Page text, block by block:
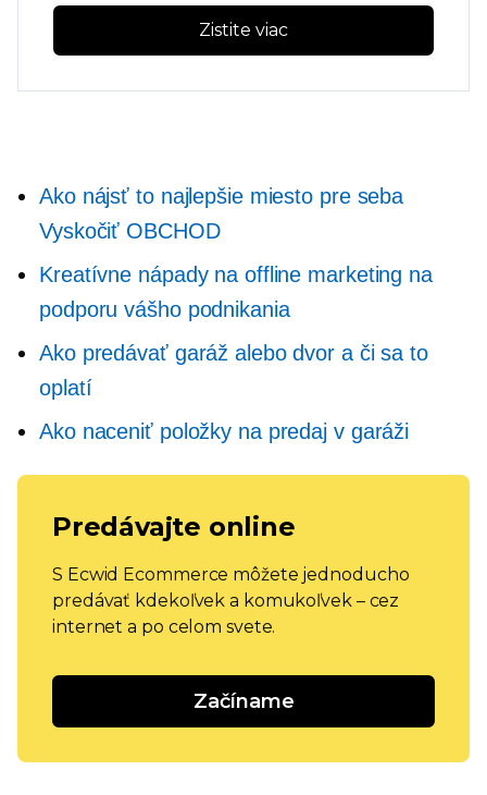
Zistite viac
Ako nájsť to najlepšie miesto pre seba
Vyskočiť OBCHOD
Kreatívne nápady na offline marketing na
podporu vášho podnikania
Ako predávať garáž alebo dvor a či sa to
oplatí
Ako naceniť položky na predaj v garáži
Predávajte online
S Ecwid Ecommerce môžete jednoducho
predávať kdekoľvek a komukoľvek – cez
internet a po celom svete.
Začíname